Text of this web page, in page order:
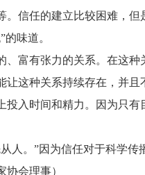
信任的建立比较困难，
味道。
富有张力的关系。在这种
这种关系持续存在，并
入时间和精力。因为只
人。”因为信任对于科学传
协会理事）